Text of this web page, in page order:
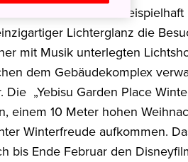
winterlichen Pracht. Beispielhaft
Lichterglanz die
mit Musik unterlegten
dem Gebäudekomplex
„Yebisu Garden Place
einem 10 Meter hohen
Winterfreude aufkommen.
bis Ende Februar den